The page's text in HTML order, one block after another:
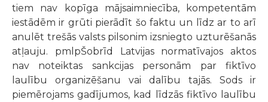
tiem nav kopīga mājsaimniecība, kompetentām
iestādēm ir grūti pierādīt šo faktu un līdz ar to arī
anulēt trešās valsts pilsonim izsniegto uzturēšanās
atļauju. pmlpŠobrīd Latvijas normatīvajos aktos
nav noteiktas sankcijas personām par fiktīvo
laulību organizēšanu vai dalību tajās. Sods ir
piemērojams gadījumos, kad līdzās fiktīvo laulību